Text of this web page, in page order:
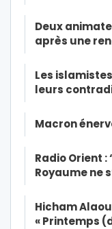
Deux
après une
Les
leurs
Macron
Radio Orient
Royaume ne
Hicham
« Printemps